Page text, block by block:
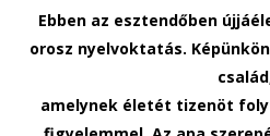
Ebben az esztendőben
orosz nyelvoktatás.
amelynek életét tizenöt